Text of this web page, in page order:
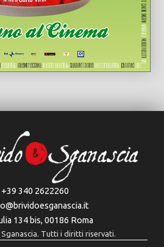
+39 340 2622260
134 bis, 00186 Roma
Tutti i diritti riservati.